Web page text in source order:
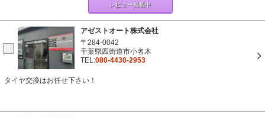
レビュー掲載中
アゼストオート株式会社
〒284-0042
千葉県四街道市小名木
TEL:080-4430-2953
タイヤ交換はお任せ下さい！